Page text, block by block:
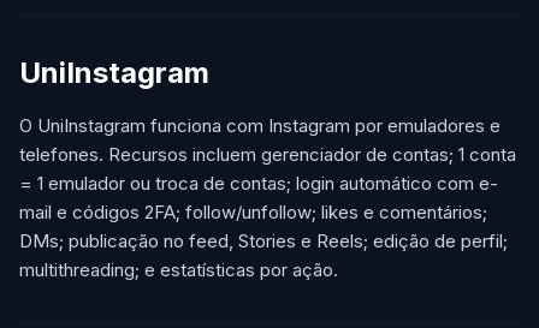
UniInstagram
O UniInstagram funciona com Instagram por emuladores e
telefones. Recursos incluem gerenciador de contas; 1 conta
= 1 emulador ou troca de contas; login automático com e-
mail e códigos 2FA; follow/unfollow; likes e comentários;
DMs; publicação no feed, Stories e Reels; edição de perfil;
multithreading; e estatísticas por ação.